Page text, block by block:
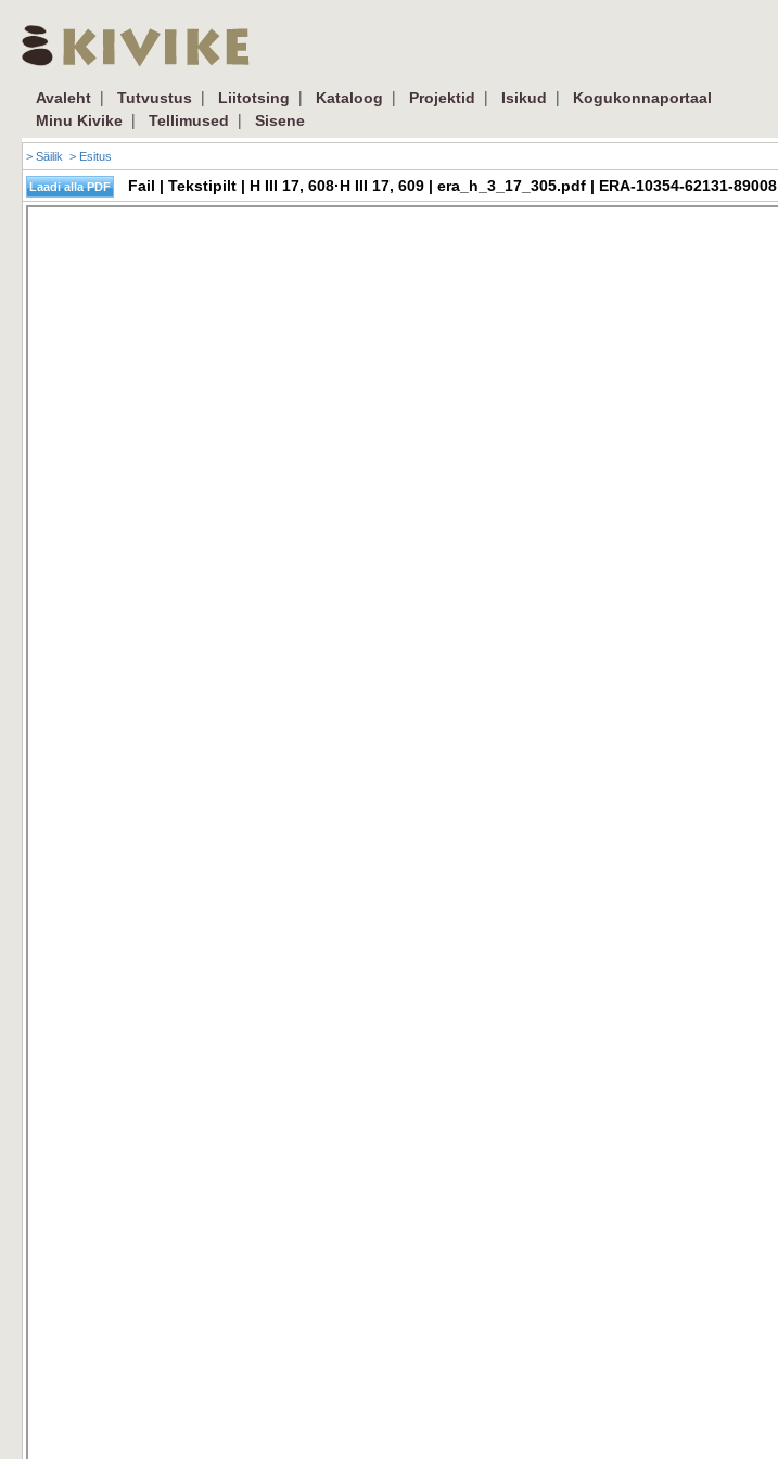
Avaleht | Tutvustus | Liitotsing | Kataloog | Projektid | Isikud |
Kogukonnaportaal
Minu Kivike | Tellimused | Sisene
> Säilik > Esitus
Fail | Tekstipilt | H III 17, 608·H III 17, 609 | era_h_3_17_305.pdf | ERA-10354-62131-89008